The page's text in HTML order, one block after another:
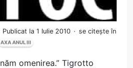
Publicat la 1 Iulie 2010
se citește în
AXA ANUL III
omenirea.” Tigrotto